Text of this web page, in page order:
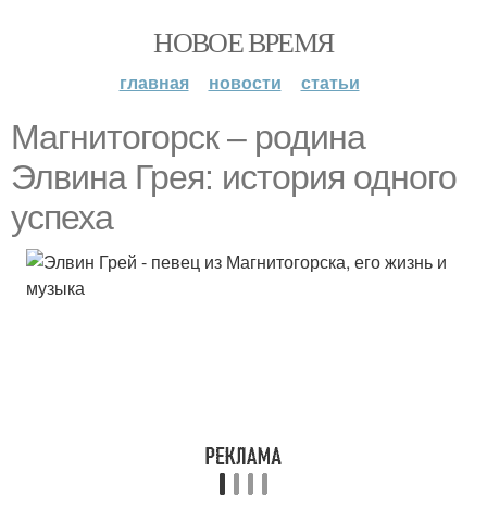
НОВОЕ ВРЕМЯ
главная новости статьи
Магнитогорск – родина
Элвина Грея: история одного
успеха